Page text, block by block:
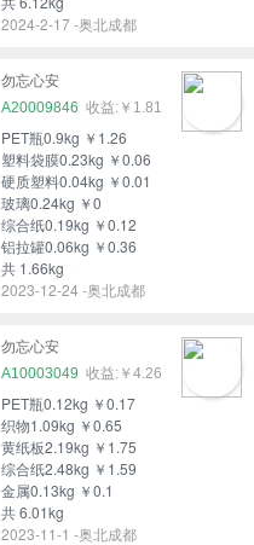
2024-2-17 -奥北成都
勿忘心安
A20009846
￥1.81
PET瓶0.9kg ￥1.26
塑料袋膜0.23kg ￥0.06
硬质塑料0.04kg ￥0.01
玻璃0.24kg ￥0
综合纸0.19kg ￥0.12
铝拉罐0.06kg ￥0.36
共 1.66kg
2023-12-24 -奥北成都
勿忘心安
A10003049
￥4.26
PET瓶0.12kg ￥0.17
织物1.09kg ￥0.65
黄纸板2.19kg ￥1.75
综合纸2.48kg ￥1.59
金属0.13kg ￥0.1
共 6.01kg
2023-11-1 -奥北成都